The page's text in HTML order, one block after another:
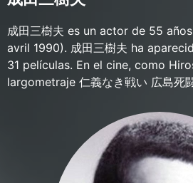
成田三樹夫 es un actor de 55
avril 1990). 成田三樹夫 ha
31 películas. En el cine, como
largometraje 仁義なき戦い 広島死